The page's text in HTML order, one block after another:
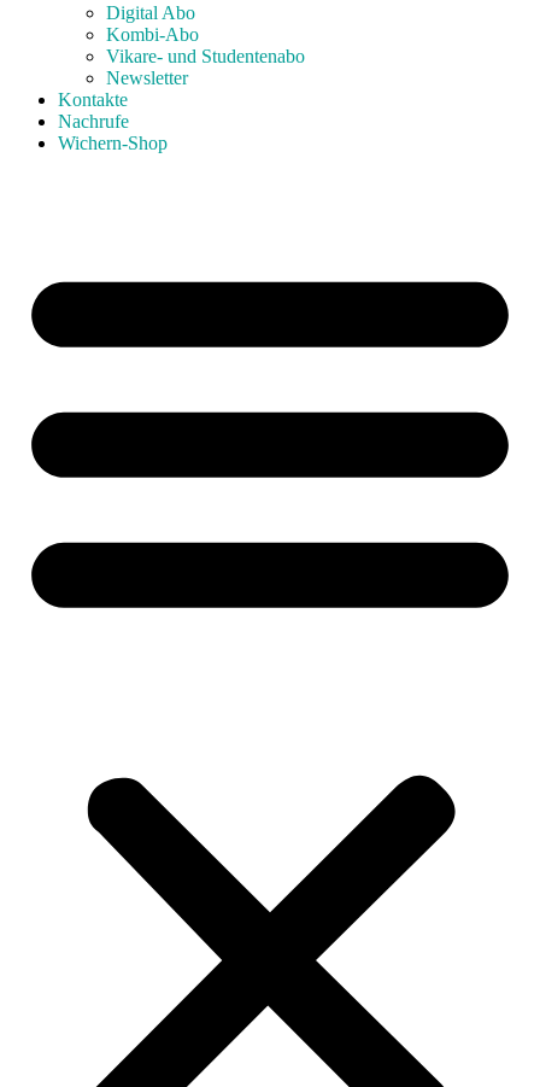
Digital Abo
Kombi-Abo
Vikare- und Studentenabo
Newsletter
Kontakte
Nachrufe
Wichern-Shop